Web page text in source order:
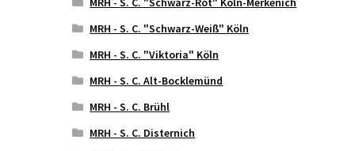
MRH - S. C. "Schwarz-Weiß" Köln
MRH - S. C. "Viktoria" Köln
MRH - S. C. Alt-Bocklemünd
MRH - S. C. Brühl
MRH - S. C. Disternich